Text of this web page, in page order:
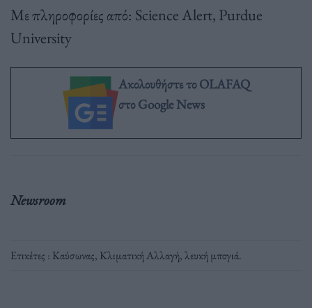
Με πληροφορίες από: Science Alert, Purdue
University
Ακολουθήστε το OLAFAQ
στο Google News
Newsroom
Ετικέτες : Καύσωνας, Κλιματική Αλλαγή,λευκή μπογιά.